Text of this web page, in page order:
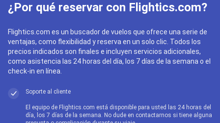
¿Por qué reservar con Flightics.com?
Flightics.com es un buscador de vuelos que ofrece una serie de
ventajas, como flexibilidad y reserva en un solo clic. Todos los
precios indicados son finales e incluyen servicios adicionales,
como asistencia las 24 horas del día, los 7 días de la semana o el
check-in en línea.
Soporte al cliente
El equipo de Flightics.com está disponible para usted las 24 horas del
día, los 7 días de la semana. No dude en contactarnos si tiene alguna